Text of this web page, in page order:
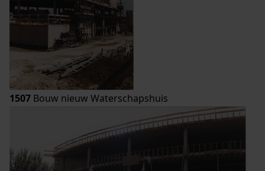
1507 Bouw nieuw Waterschapshuis